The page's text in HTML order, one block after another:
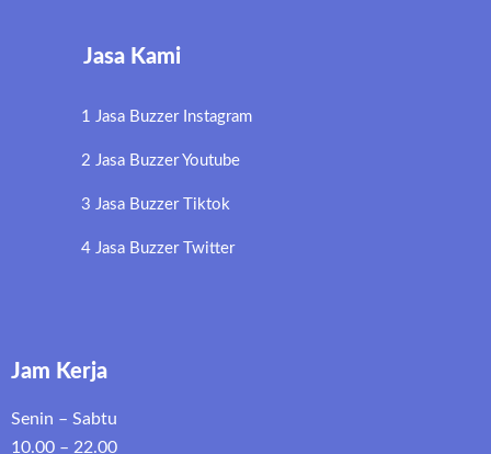
Jasa Kami
1 Jasa Buzzer Instagram
2 Jasa Buzzer Youtube
3 Jasa Buzzer Tiktok
4 Jasa Buzzer Twitter
Jam Kerja
Senin – Sabtu
10.00 – 22.00